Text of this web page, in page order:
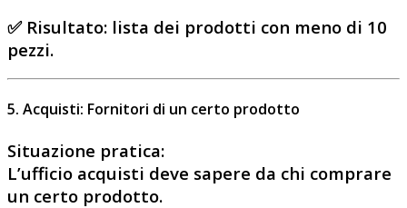
✅ Risultato: lista dei prodotti con meno di 10
pezzi.
5. Acquisti: Fornitori di un certo prodotto
Situazione pratica:
L’ufficio acquisti deve sapere da chi comprare
un certo prodotto.